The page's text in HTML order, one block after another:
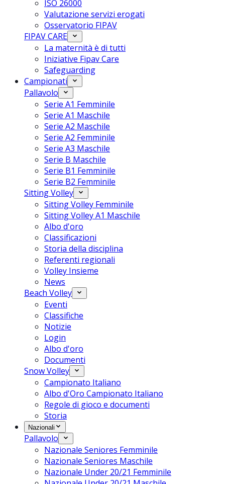
ISO 26000
Valutazione servizi erogati
Osservatorio FIPAV
FIPAV CARE
La maternità è di tutti
Iniziative Fipav Care
Safeguarding
Campionati
Pallavolo
Serie A1 Femminile
Serie A1 Maschile
Serie A2 Maschile
Serie A2 Femminile
Serie A3 Maschile
Serie B Maschile
Serie B1 Femminile
Serie B2 Femminile
Sitting Volley
Sitting Volley Femminile
Sitting Volley A1 Maschile
Albo d'oro
Classificazioni
Storia della disciplina
Referenti regionali
Volley Insieme
News
Beach Volley
Eventi
Classifiche
Notizie
Login
Albo d'oro
Documenti
Snow Volley
Campionato Italiano
Albo d'Oro Campionato Italiano
Regole di gioco e documenti
Storia
Nazionali
Pallavolo
Nazionale Seniores Femminile
Nazionale Seniores Maschile
Nazionale Under 20/21 Femminile